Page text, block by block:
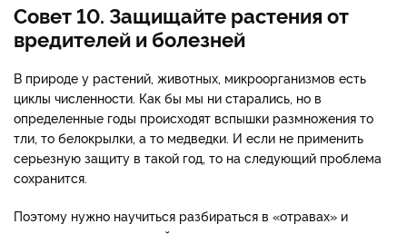
Совет 10. Защищайте растения от
вредителей и болезней
В природе у растений, животных, микроорганизмов есть
циклы численности. Как бы мы ни старались, но в
определенные годы происходят вспышки размножения то
тли, то белокрылки, а то медведки. И если не применить
серьезную защиту в такой год, то на следующий проблема
сохранится.
Поэтому нужно научиться разбираться в «отравах» и